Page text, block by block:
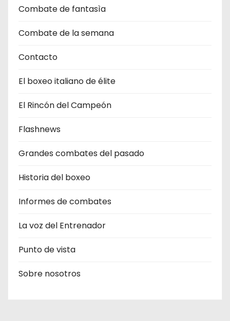
Combate de fantasìa
Combate de la semana
Contacto
El boxeo italiano de élite
El Rincón del Campeón
Flashnews
Grandes combates del pasado
Historia del boxeo
Informes de combates
La voz del Entrenador
Punto de vista
Sobre nosotros